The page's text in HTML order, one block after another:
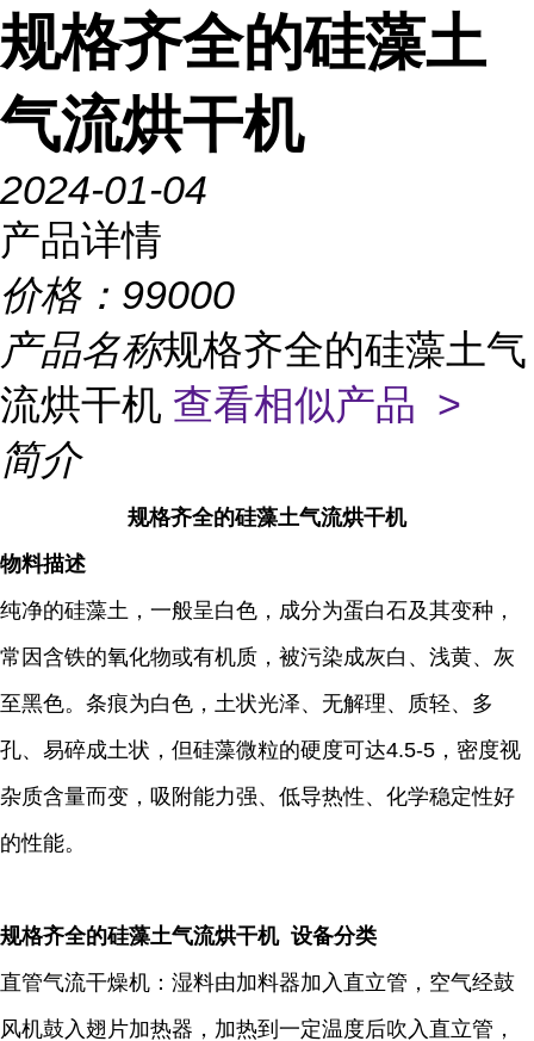
规格齐全的硅藻土
气流烘干机
2024-01-04
产品详情
价格： 99000
产品名称规格齐全的硅藻土气
流烘干机 查看相似产品 >
简介
规格齐全的硅藻土气流烘干机
物料描述
纯净的硅藻土，一般呈白色，成分为蛋白石及其变种，
常因含铁的氧化物或有机质，被污染成灰白、浅黄、灰
至黑色。条痕为白色，土状光泽、无解理、质轻、多
孔、易碎成土状，但硅藻微粒的硬度可达4.5-5，密度视
杂质含量而变，吸附能力强、低导热性、化学稳定性好
的性能。
规格齐全的硅藻土气流烘干机 设备分类
直管气流干燥机：湿料由加料器加入直立管，空气经鼓
风机鼓入翅片加热器，加热到一定温度后吹入直立管，